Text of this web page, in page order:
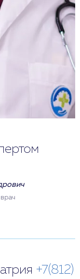
+7(812)